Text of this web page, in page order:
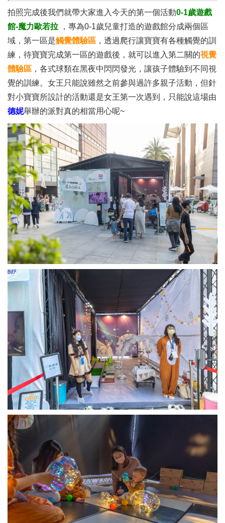
拍照完成後我們就帶大家進入今天的第一個活動0-1歲遊戲
館-魔力歐若拉
，專為0-1歲兒童打造的遊戲館分成兩個區
域，第一區是觸覺體驗區 ，透過爬行讓寶寶有各種觸覺的訓
練，待寶寶完成第一區的遊戲後，就可以進入第二關的視覺
體驗區 ，各式球類在黑夜中閃閃發光，讓孩子體驗到不同視
覺的訓練。女王只能說雖然之前參與過許多親子活動，但針
對小寶寶所設計的活動還是女王第一次遇到，只能說這場由
德妮舉辦的派對真的相當用心呢~